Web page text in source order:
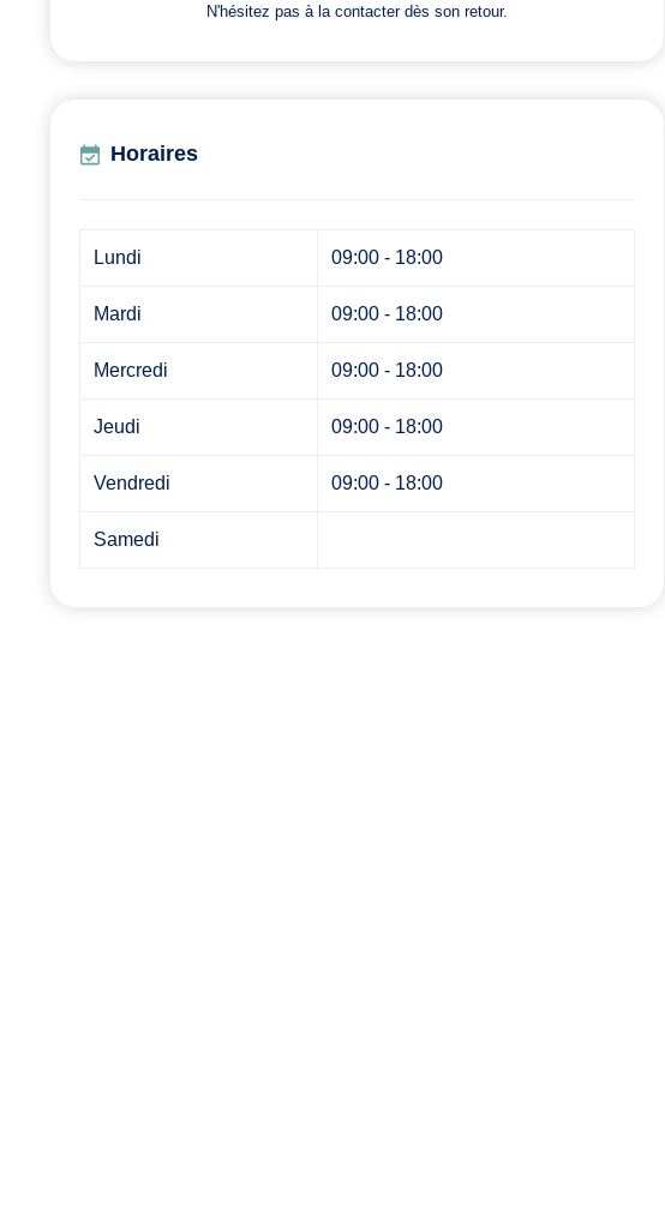
N'hésitez pas à la contacter dès son retour.
Horaires
Lundi 09:00 - 18:00
Mardi 09:00 - 18:00
Mercredi 09:00 - 18:00
Jeudi 09:00 - 18:00
Vendredi 09:00 - 18:00
Samedi